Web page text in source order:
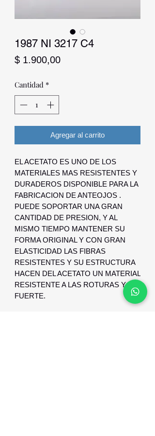
1987 NI 3217 C4
$ 1.900,00Precio
Cantidad *
Agregar al carrito
EL ACETATO ES UNO DE LOS
MATERIALES MAS RESISTENTES Y
DURADEROS DISPONIBLE PARA LA
FABRICACION DE ANTEOJOS .
PUEDE SOPORTAR UNA GRAN
CANTIDAD DE PRESION, Y AL
MISMO TIEMPO MANTENER SU
FORMA ORIGINAL Y CON GRAN
ELASTICIDAD LAS FIBRAS
RESISTENTES Y SU ESTRUCTURA
HACEN DEL ACETATO UN MATERIAL
RESISTENTE A LAS ROTURAS Y
FUERTE.